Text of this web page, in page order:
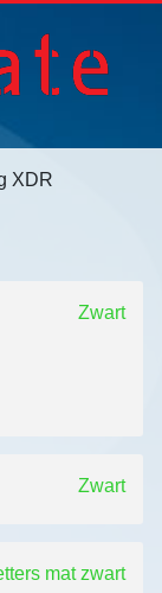
XDR
Zwart
Zwart
mat zwart